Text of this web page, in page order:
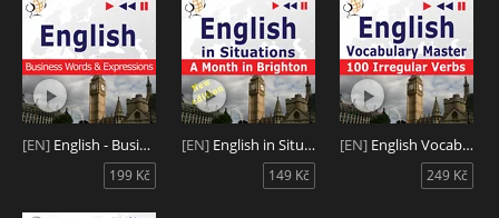
[EN] English - Business Words & Expressions B2, C1
199 Kč
[EN]English in Situations: A Month in Brighton New Edition B1
149 Kč
[EN] English Vocabulary Master: 100 Irregular Verbs
249 Kč